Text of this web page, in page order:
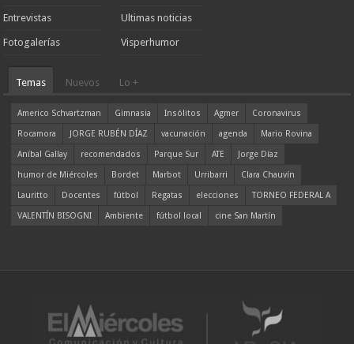
Entrevistas
Fotogalerías
Ultimas noticias
Visperhumor
Temas Nuevos Lo +
Americo Schvartzman Gimnasia Insólitos Agmer
Coronavirus
Rocamora
JORGE RUBÉN DÍAZ vacunación agenda
Mario Rovina
Aníbal Gallay
recomendados Parque Sur ATE
Jorge Díaz
humor de Miércoles
Bordet Marbot Urribarri
Clara Chauvín
Lauritto
Docentes fútbol Regatas elecciones
TORNEO FEDERAL A
VALENTÍN BISOGNI
Ambiente fútbol local cine San Martín